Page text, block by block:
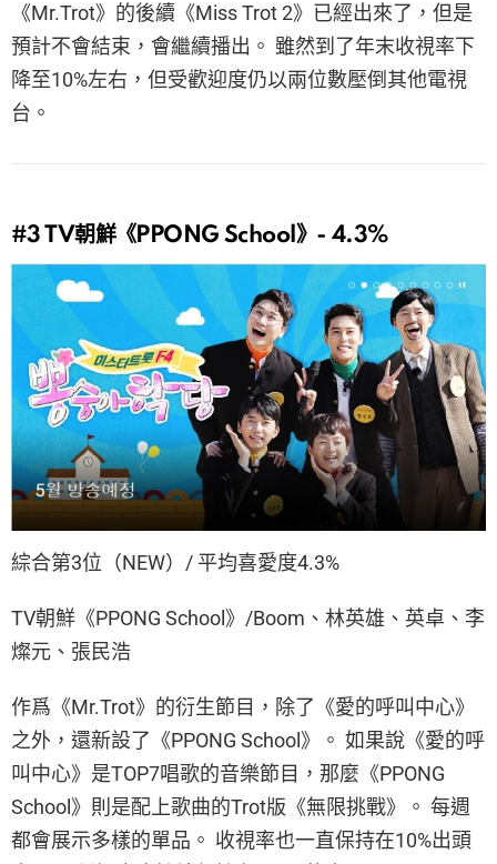
《Mr.Trot》的後續《Miss Trot 2》已經出來了，但是
預計不會結束，會繼續播出。 雖然到了年末收視率下
降至10%左右，但受歡迎度仍以兩位數壓倒其他電視
台。
#3 TV朝鮮《PPONG School》- 4.3%
綜合第3位（NEW）/ 平均喜愛度4.3%
TV朝鮮《PPONG School》/Boom、林英雄、英卓、李
燦元、張民浩
作爲《Mr.Trot》的衍生節目，除了《愛的呼叫中心》
之外，還新設了《PPONG School》。 如果說《愛的呼
叫中心》是TOP7唱歌的音樂節目，那麼《PPONG
School》則是配上歌曲的Trot版《無限挑戰》。 每週
都會展示多樣的單品。 收視率也一直保持在10%出頭